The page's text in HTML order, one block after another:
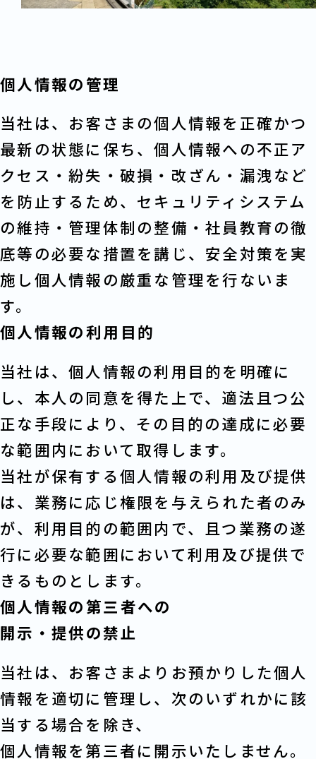
個人情報の管理
当社は、お客さまの個人情報を正確かつ
最新の状態に保ち、個人情報への不正ア
クセス・紛失・破損・改ざん・漏洩など
を防止するため、セキュリティシステム
の維持・管理体制の整備・社員教育の徹
底等の必要な措置を講じ、安全対策を実
施し個人情報の厳重な管理を行ないま
す。
個人情報の利用目的
当社は、個人情報の利用目的を明確に
し、本人の同意を得た上で、適法且つ公
正な手段により、その目的の達成に必要
な範囲内において取得します。
当社が保有する個人情報の利用及び提供
は、業務に応じ権限を与えられた者のみ
が、利用目的の範囲内で、且つ業務の遂
行に必要な範囲において利用及び提供で
きるものとします。
個人情報の第三者への
開示・提供の禁止
当社は、お客さまよりお預かりした個人
情報を適切に管理し、次のいずれかに該
当する場合を除き、
個人情報を第三者に開示いたしません。